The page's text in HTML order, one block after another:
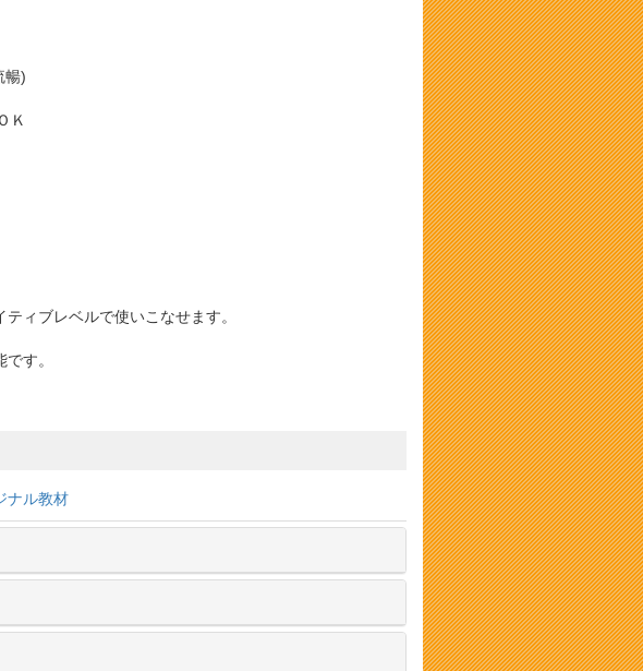
暢)
Ｋ
ィブレベルで使いこなせます。
す。
ナル教材